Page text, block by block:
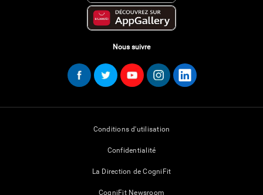
Nous suivre
Conditions d'utilisation
Confidentialité
La Direction de CogniFit
CogniFit Newsroom